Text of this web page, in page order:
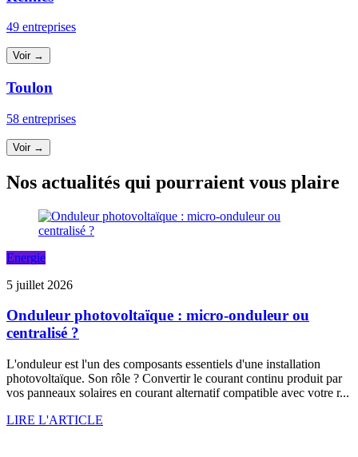
49 entreprises
Voir →
Toulon
58 entreprises
Voir →
Nos actualités qui pourraient vous plaire
Energie
5 juillet 2026
Onduleur photovoltaïque : micro-onduleur ou
centralisé ?
L'onduleur est l'un des composants essentiels d'une installation
photovoltaïque. Son rôle ? Convertir le courant continu produit par
vos panneaux solaires en courant alternatif compatible avec votre r...
LIRE L'ARTICLE